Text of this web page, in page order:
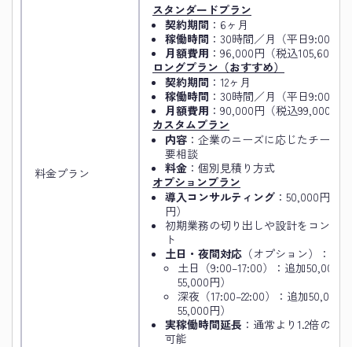
料金プラン
スタンダードプラン
契約期間 ：6ヶ月
稼働時間 ：30時間／月（平日
月額費用 ：96,000円（税込105,600円
ロングプラン（おすすめ）
契約期間 ：12ヶ月
稼働時間 ：30時間／月（平日
月額費用 ：90,000円（税込99,000円）
カスタムプラン
内容 ：企業のニーズに応じたチーム
要相談
料金 ：個別見積り方式
オプションプラン
導入コンサルティング ：50,000円／
円）
初期業務の切り出しや設計をコンサ
ト
土日・夜間対応 （オプション）：
土日（9:00–17:00）：追加50,000
55,000円）
深夜（17:00–22:00）：追加50,000
55,000円）
実稼働時間延長 ：通常より1.2倍の割
可能